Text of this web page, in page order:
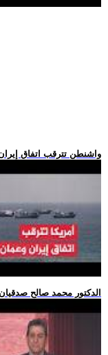
.. واشنطن تترقب اتفاق
.. الدكتور محمد صالح